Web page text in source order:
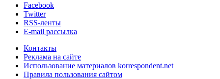
Facebook
Twitter
RSS-ленты
E-mail рассылка
Контакты
Реклама на сайте
Использование материалов korrespondent.net
Правила пользования сайтом